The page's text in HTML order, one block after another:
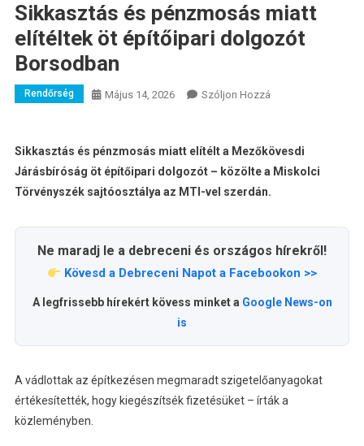
Sikkasztás és pénzmosás miatt
elítéltek öt építőipari dolgozót
Borsodban
Rendőrség Május 14, 2026 Szóljon HozzáA
Pénzmosás
Miatt
Építőipari
Dolgozót
Bejegyzéshez
Sikkasztás és pénzmosás miatt elítélt a Mezőkövesdi
Járásbíróság öt építőipari dolgozót – közölte a Miskolci
Törvényszék sajtóosztálya az MTI-vel szerdán.
Ne maradj le a debreceni és országos hírekről!
Kövesd a Debreceni Napot a Facebookon >>
A legfrissebb hírekért kövess minket a Google News-on
is
A vádlottak az építkezésen megmaradt szigetelőanyagokat
értékesítették, hogy kiegészítsék fizetésüket – írták a
közleményben.